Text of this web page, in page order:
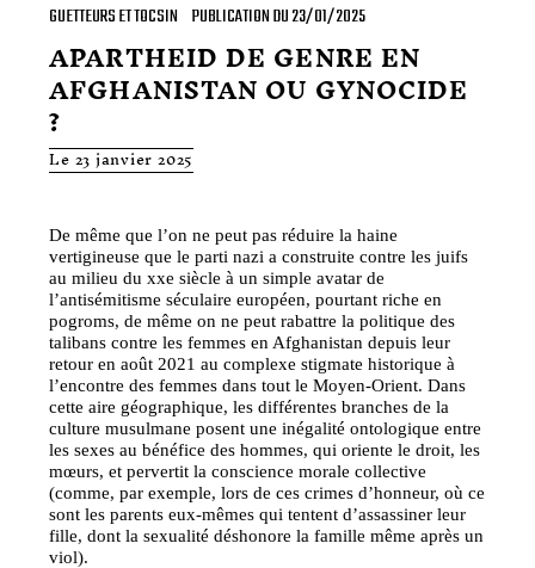
GUETTEURS ET TOCSIN PUBLICATION DU 23/01/2025
APARTHEID DE GENRE EN
AFGHANISTAN OU GYNOCIDE
?
Le 23 janvier 2025
De même que l’on ne peut pas réduire la haine
vertigineuse que le parti nazi a construite contre les juifs
au milieu du xxe siècle à un simple avatar de
l’antisémitisme séculaire européen, pourtant riche en
pogroms, de même on ne peut rabattre la politique des
talibans contre les femmes en Afghanistan depuis leur
retour en août 2021 au complexe stigmate historique à
l’encontre des femmes dans tout le Moyen-Orient. Dans
cette aire géographique, les différentes branches de la
culture musulmane posent une inégalité ontologique entre
les sexes au bénéfice des hommes, qui oriente le droit, les
mœurs, et pervertit la conscience morale collective
(comme, par exemple, lors de ces crimes d’honneur, où ce
sont les parents eux-mêmes qui tentent d’assassiner leur
fille, dont la sexualité déshonore la famille même après un
viol).